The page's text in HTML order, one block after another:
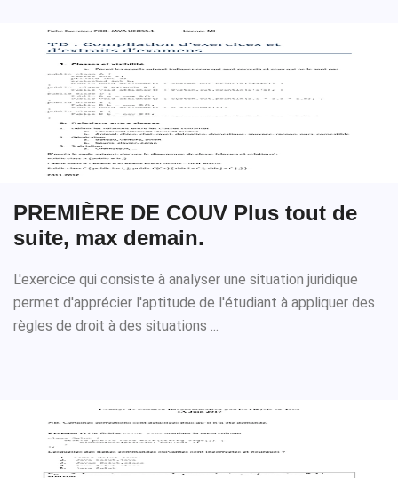
PREMIÈRE DE COUV Plus tout de
suite, max demain.
L'exercice qui consiste à analyser une situation juridique
permet d'apprécier l'aptitude de l'étudiant à appliquer des
règles de droit à des situations ...